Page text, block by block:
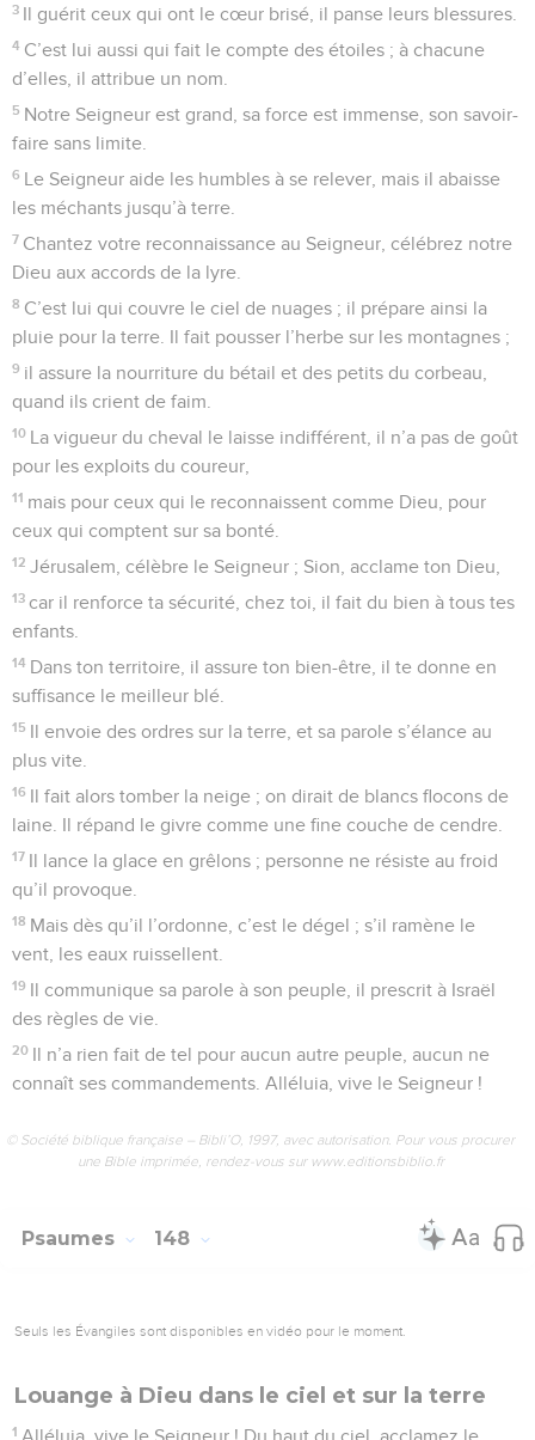
3 Il guérit ceux qui ont le cœur brisé, il panse leurs blessures.
4 C’est lui aussi qui fait le compte des étoiles ; à chacune
d’elles, il attribue un nom.
5 Notre Seigneur est grand, sa force est immense, son savoir-
faire sans limite.
6 Le Seigneur aide les humbles à se relever, mais il abaisse
les méchants jusqu’à terre.
7 Chantez votre reconnaissance au Seigneur, célébrez notre
Dieu aux accords de la lyre.
8 C’est lui qui couvre le ciel de nuages ; il prépare ainsi la
pluie pour la terre. Il fait pousser l’herbe sur les montagnes ;
9 il assure la nourriture du bétail et des petits du corbeau,
quand ils crient de faim.
10 La vigueur du cheval le laisse indifférent, il n’a pas de goût
pour les exploits du coureur,
11 mais pour ceux qui le reconnaissent comme Dieu, pour
ceux qui comptent sur sa bonté.
12 Jérusalem, célèbre le Seigneur ; Sion, acclame ton Dieu,
13 car il renforce ta sécurité, chez toi, il fait du bien à tous tes
enfants.
14 Dans ton territoire, il assure ton bien-être, il te donne en
suffisance le meilleur blé.
15 Il envoie des ordres sur la terre, et sa parole s’élance au
plus vite.
16 Il fait alors tomber la neige ; on dirait de blancs flocons de
laine. Il répand le givre comme une fine couche de cendre.
17 Il lance la glace en grêlons ; personne ne résiste au froid
qu’il provoque.
18 Mais dès qu’il l’ordonne, c’est le dégel ; s’il ramène le
vent, les eaux ruissellent.
19 Il communique sa parole à son peuple, il prescrit à Israël
des règles de vie.
20 Il n’a rien fait de tel pour aucun autre peuple, aucun ne
connaît ses commandements. Alléluia, vive le Seigneur !
© Société biblique française – Bibli’O, 1997, avec autorisation. Pour vous procurer
une Bible imprimée, rendez-vous sur www.editionsbiblio.fr
Psaumes 148
Seuls les Évangiles sont disponibles en vidéo pour le moment.
Louange à Dieu dans le ciel et sur la terre
1 Alléluia, vive le Seigneur ! Du haut du ciel, acclamez le